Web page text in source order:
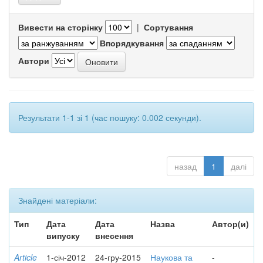
Вивести на сторінку | Сортування
Впорядкування
Автори
Результати 1-1 зі 1 (час пошуку: 0.002 секунди).
назад 1 далі
Знайдені матеріали:
Тип
Дата
випуску
Дата
внесення
Назва Автор(и)
Article 1-січ-2012 24-гру-2015 Наукова та -